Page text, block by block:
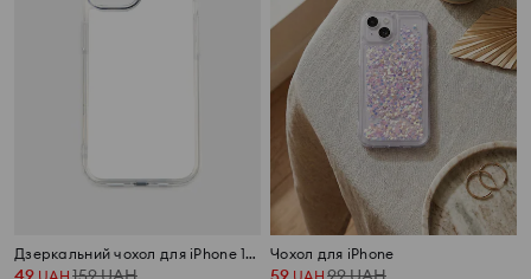
Дзеркальний чохол для iPhone 13/14 Чохол для iPhone